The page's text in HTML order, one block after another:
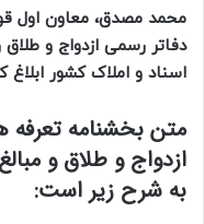
محمد مصدق، معاون اول
دفاتر رسمی ازدواج و
اسناد و املاک کشور ابلاغ
متن بخشنامه تعرفه
ازدواج و طلاق و
به شرح زیر است: